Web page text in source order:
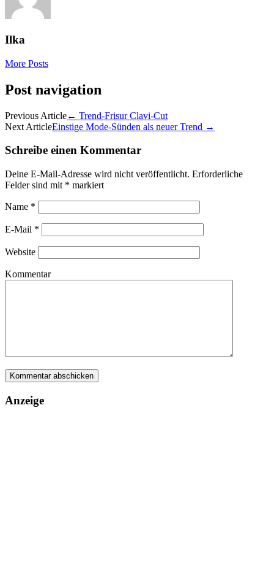
Ilka
More Posts
Post navigation
Previous Article← Trend-Frisur Clavi-Cut
Next ArticleEinstige Mode-Sünden als neuer Trend →
Schreibe einen Kommentar
Deine E-Mail-Adresse wird nicht veröffentlicht. Erforderliche
Felder sind mit * markiert
Name *
E-Mail *
Website
Kommentar
Anzeige